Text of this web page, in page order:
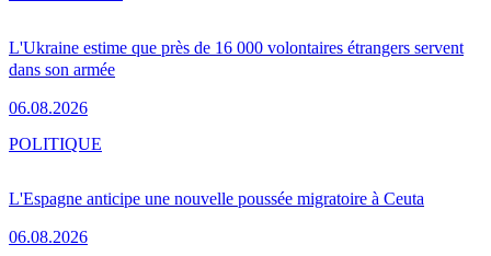
L'Ukraine estime que près de 16 000 volontaires étrangers servent
dans son armée
06.08.2026
L'Espagne anticipe une nouvelle poussée migratoire à Ceuta
06.08.2026
POLITIQUE